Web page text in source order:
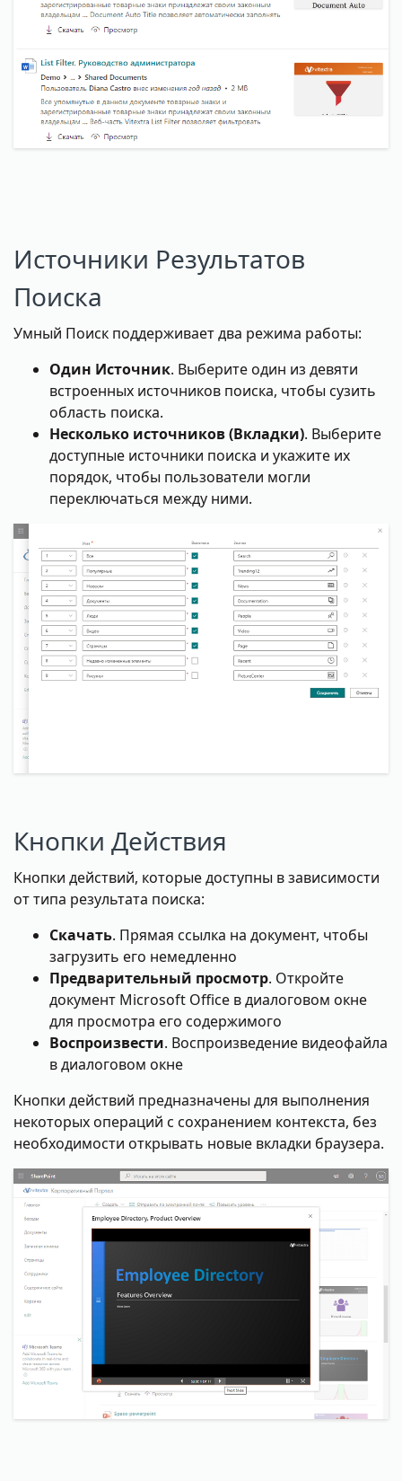
Источники Результатов
Поиска
Умный Поиск поддерживает два режима работы:
Один Источник. Выберите один из девяти
встроенных источников поиска, чтобы сузить
область поиска.
Несколько источников (Вкладки). Выберите
доступные источники поиска и укажите их
порядок, чтобы пользователи могли
переключаться между ними.
Кнопки Действия
Кнопки действий, которые доступны в зависимости
от типа результата поиска:
Скачать. Прямая ссылка на документ, чтобы
загрузить его немедленно
Предварительный просмотр. Откройте
документ Microsoft Office в диалоговом окне
для просмотра его содержимого
Воспроизвести. Воспроизведение видеофайла
в диалоговом окне
Кнопки действий предназначены для выполнения
некоторых операций с сохранением контекста, без
необходимости открывать новые вкладки браузера.